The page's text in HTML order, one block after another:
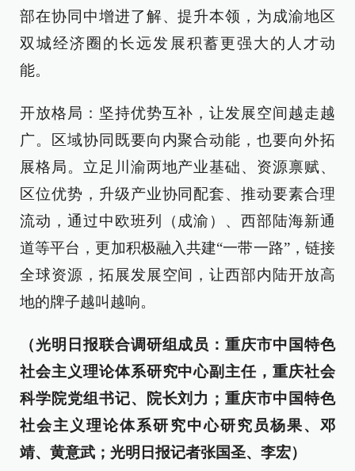
部在协同中增进了解、提升本领，为成渝地区
双城经济圈的长远发展积蓄更强大的人才动
能。
开放格局：坚持优势互补，让发展空间越走越
广。区域协同既要向内聚合动能，也要向外拓
展格局。立足川渝两地产业基础、资源禀赋、
区位优势，升级产业协同配套、推动要素合理
流动，通过中欧班列（成渝）、西部陆海新通
道等平台，更加积极融入共建“一带一路”，链接
全球资源，拓展发展空间，让西部内陆开放高
地的牌子越叫越响。
（光明日报联合调研组成员：重庆市中国特色
社会主义理论体系研究中心副主任，重庆社会
科学院党组书记、院长刘力；重庆市中国特色
社会主义理论体系研究中心研究员杨果、邓
靖、黄意武；光明日报记者张国圣、李宏）